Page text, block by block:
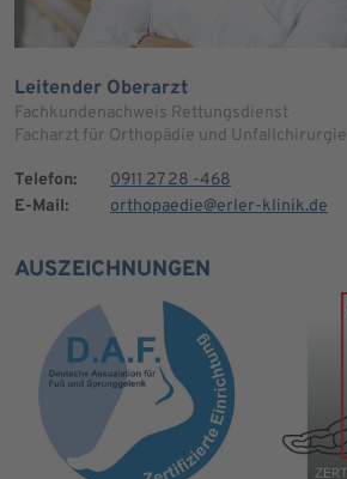
Leitender Oberarzt
Fachkundenachweis Rettungsdienst
Facharzt für Orthopädie und Unfallchirurgie
Telefon:
0911 27 28 -468
E-Mail:
orthopaedie@erler-klinik.de
AUSZEICHNUNGEN